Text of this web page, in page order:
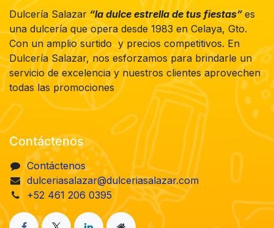
Dulcería Salazar “la dulce estrella de tus fiestas”es
una dulcería que opera desde 1983 en Celaya, Gto.
Con un amplio surtido y precios competitivos. En
Dulcería Salazar, nos esforzamos para brindarle un
servicio de excelencia y nuestros clientes aprovechen
todas las promociones
Contáctenos
Contáctenos
dulceriasalazar@dulceriasalazar.com
+52 461 206 0395